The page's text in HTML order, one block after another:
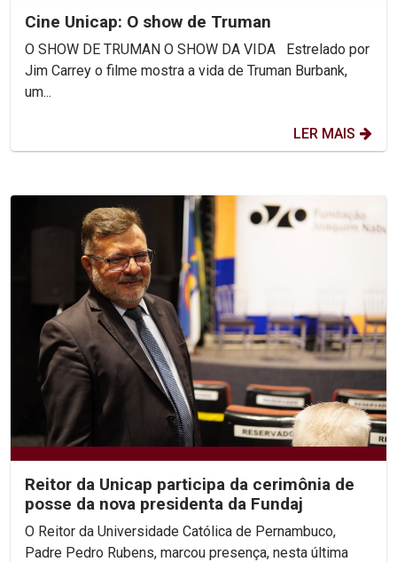
Cine Unicap: O show de Truman
O SHOW DE TRUMAN O SHOW DA VIDA Estrelado por
Jim Carrey o filme mostra a vida de Truman Burbank,
um...
LER MAIS
Reitor da Unicap participa da cerimônia de
posse da nova presidenta da Fundaj
O Reitor da Universidade Católica de Pernambuco,
Padre Pedro Rubens, marcou presença, nesta última